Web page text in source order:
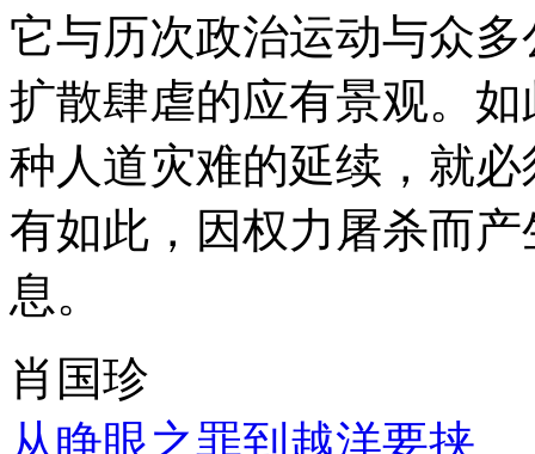
它与历次政治运动与众
扩散肆虐的应有景观。
种人道灾难的延续，就
有如此，因权力屠杀而
息。
肖国珍
从睁眼之罪到越洋要挟